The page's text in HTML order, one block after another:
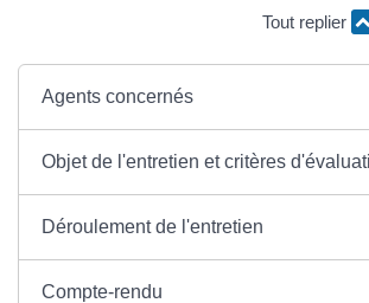
Tout replier
Agents concernés
Objet de l'entretien et critères
Déroulement de l'entretien
Compte-rendu